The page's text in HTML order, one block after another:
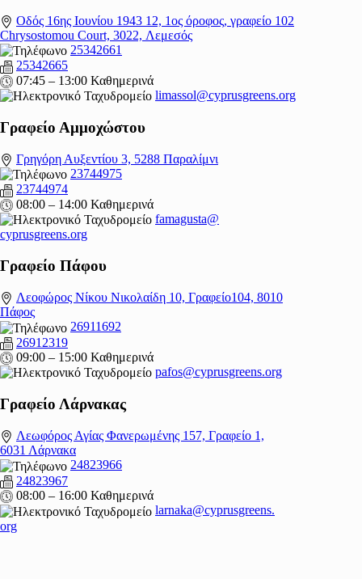
Οδός 16ης Ιουνίου 1943 12, 1ος όροφος, γραφείο 102
Chrysostomou Court, 3022, Λεμεσός
25342661
25342665
07:45 – 13:00 Καθημερινά
limassol@cyprusgreens.org
Γραφείο Αμμοχώστου
Γρηγόρη Αυξεντίου 3, 5288 Παραλίμνι
23744975
23744974
08:00 – 14:00 Καθημερινά
famagusta@
cyprusgreens.org
Γραφείο Πάφου
Λεοφώρος Νίκου Νικολαίδη 10, Γραφείο104, 8010
Πάφος
26911692
26912319
09:00 – 15:00 Καθημερινά
pafos@cyprusgreens.org
Γραφείο Λάρνακας
Λεωφόρος Αγίας Φανερωμένης 157, Γραφείο 1,
6031 Λάρνακα
24823966
24823967
08:00 – 16:00 Καθημερινά
larnaka@cyprusgreens.
org